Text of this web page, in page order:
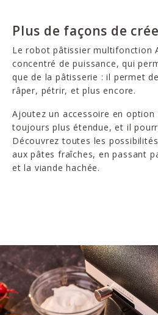
Plus de façons de
Le robot pâtissier multifonction
concentré de puissance, qui
que de la pâtisserie : il permet
râper, pétrir, et plus encore.
Ajoutez un accessoire en option
toujours plus étendue, et il
Découvrez toutes les
aux pâtes fraîches, en passant
et la viande hachée.